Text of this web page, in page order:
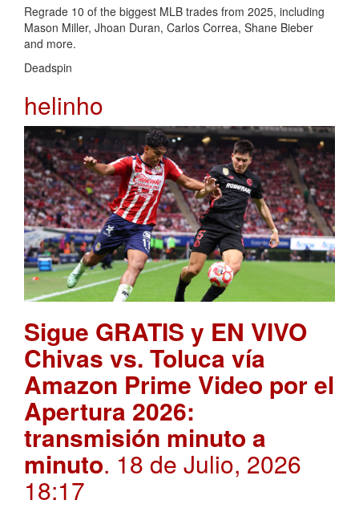
Regrade 10 of the biggest MLB trades from 2025, including
Mason Miller, Jhoan Duran, Carlos Correa, Shane Bieber
and more.
Deadspin
helinho
Sigue GRATIS y EN VIVO
Chivas vs. Toluca vía
Amazon Prime Video por el
Apertura 2026:
transmisión minuto a
minuto. 18 de Julio, 2026
18:17